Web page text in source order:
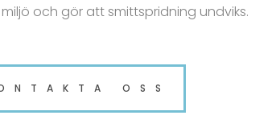
och gör att smittspridning undviks.
OSS